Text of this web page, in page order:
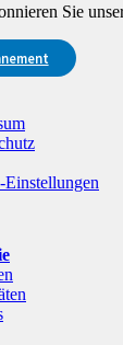
Sie